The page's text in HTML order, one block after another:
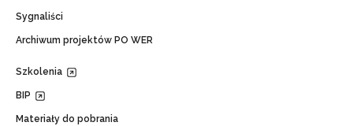
Sygnaliści
Archiwum projektów PO WER
Szkolenia
BIP
Materiały do pobrania